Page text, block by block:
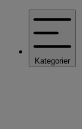
Kategorier